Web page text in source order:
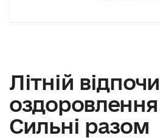
Літній
оздоровлення
Сильні разом